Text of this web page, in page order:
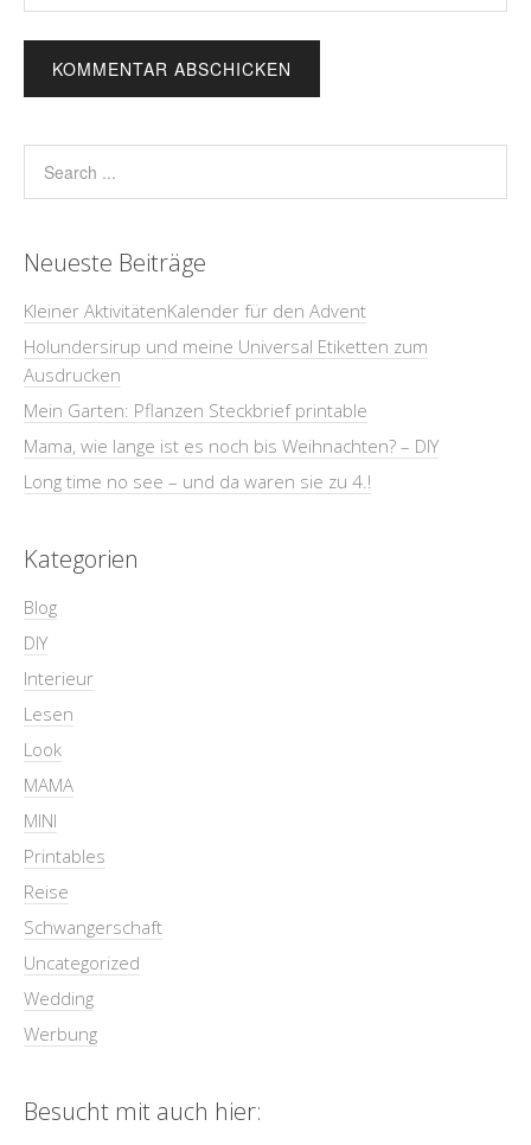
Neueste Beiträge
Kleiner AktivitätenKalender für den Advent
Holundersirup und meine Universal Etiketten zum
Ausdrucken
Mein Garten: Pflanzen Steckbrief printable
Mama, wie lange ist es noch bis Weihnachten? – DIY
Long time no see – und da waren sie zu 4.!
Kategorien
Blog
DIY
Interieur
Lesen
Look
MAMA
MINI
Printables
Reise
Schwangerschaft
Uncategorized
Wedding
Werbung
Besucht mit auch hier: